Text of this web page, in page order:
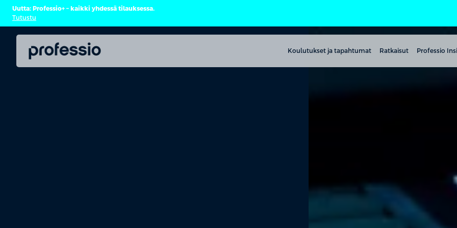
Uutta: Professio+ – kaikki yhdessä tilauksessa.
Tutustu
Koulutukset ja tapahtumat Ratkaisut Professio